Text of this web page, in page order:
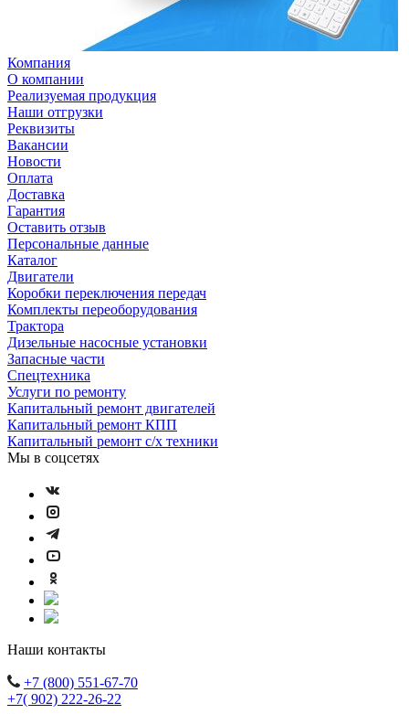
Компания
О компании
Реализуемая продукция
Наши отгрузки
Реквизиты
Вакансии
Новости
Оплата
Доставка
Гарантия
Оставить отзыв
Персональные данные
Каталог
Двигатели
Коробки переключения передач
Комплекты переоборудования
Трактора
Дизельные насосные установки
Запасные части
Спецтехника
Услуги по ремонту
Капитальный ремонт двигателей
Капитальный ремонт КПП
Капитальный ремонт с/х техники
Мы в соцсетях
Наши контакты
+7 (800) 551-67-70
+7( 902) 222-26-22